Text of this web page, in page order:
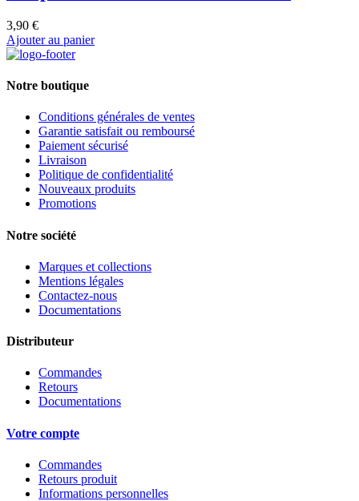
3,90 €
Ajouter au panier
Notre boutique
Conditions générales de ventes
Garantie satisfait ou remboursé
Paiement sécurisé
Livraison
Politique de confidentialité
Nouveaux produits
Promotions
Notre société
Marques et collections
Mentions légales
Contactez-nous
Documentations
Distributeur
Commandes
Retours
Documentations
Votre compte
Commandes
Retours produit
Informations personnelles